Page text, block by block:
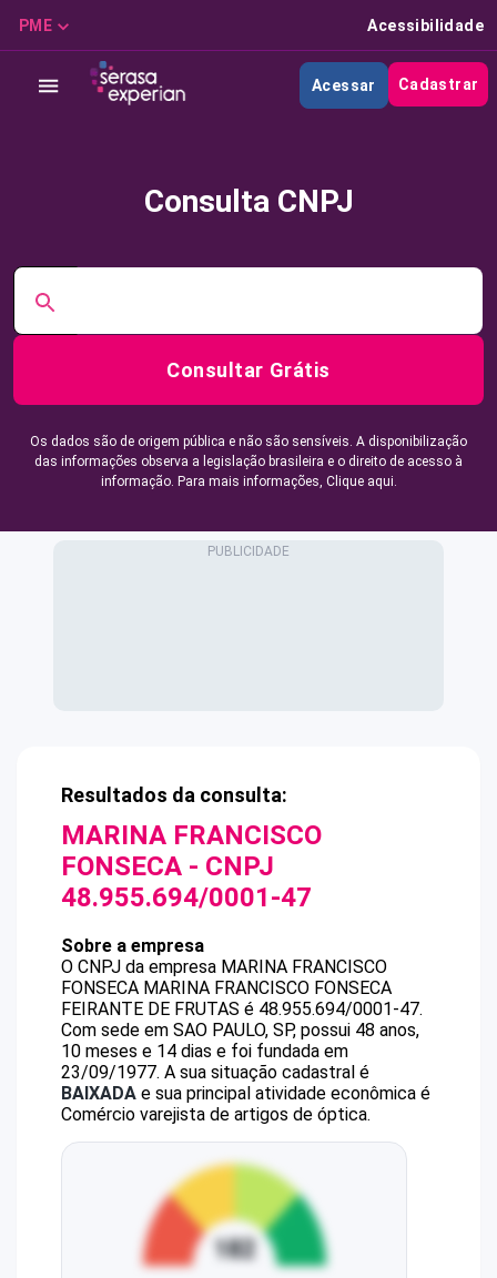
PME Acessibilidade
Acessar Cadastrar
Consulta CNPJ
Consultar Grátis
Os dados são de origem pública e não são sensíveis. A disponibilização
das informações observa a legislação brasileira e o direito de acesso à
informação. Para mais informações, Clique aqui.
Resultados da consulta:
MARINA FRANCISCO
FONSECA - CNPJ
48.955.694/0001-47
Sobre a empresa
O CNPJ da empresa MARINA FRANCISCO
FONSECA MARINA FRANCISCO FONSECA
FEIRANTE DE FRUTAS é 48.955.694/0001-47.
Com sede em SAO PAULO, SP, possui 48 anos,
10 meses e 14 dias e foi fundada em
23/09/1977. A sua situação cadastral é
BAIXADA e sua principal atividade econômica é
Comércio varejista de artigos de óptica.